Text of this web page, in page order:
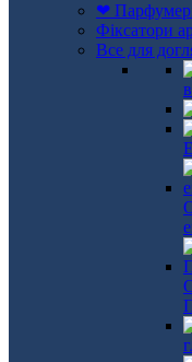
❤
Фіксатори
Все для